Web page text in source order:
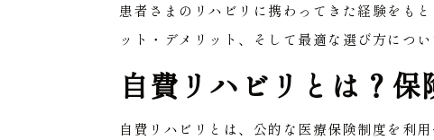
患者さまのリハビリに携わってきた経験をも
ット・デメリット、そして最適な選び方につい
自費リハビリとは？
自費リハビリとは、公的な医療保険制度を利